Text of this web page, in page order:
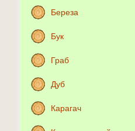
Береза
Бук
Граб
Дуб
Карагач